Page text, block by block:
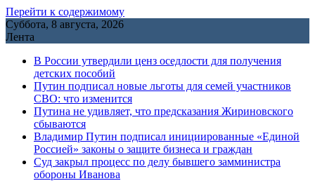
Перейти к содержимому
Суббота, 8 августа, 2026
Лента
В России утвердили ценз оседлости для получения
детских пособий
Путин подписал новые льготы для семей участников
СВО: что изменится
Путина не удивляет, что предсказания Жириновского
сбываются
Владимир Путин подписал инициированные «Единой
Россией» законы о защите бизнеса и граждан
Cуд закрыл процесс по делу бывшего замминистра
обороны Иванова